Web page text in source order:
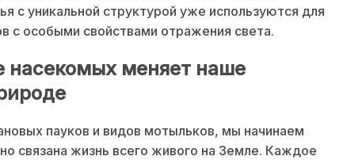
с уникальной структурой уже используются для
с особыми свойствами отражения света.
насекомых меняет наше
пауков и видов мотыльков, мы начинаем
связана жизнь всего живого на Земле. Каждое